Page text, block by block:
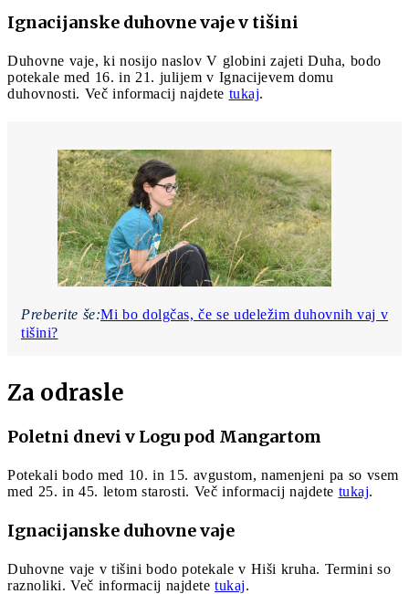
Ignacijanske duhovne vaje v tišini
Duhovne vaje, ki nosijo naslov V globini zajeti Duha, bodo
potekale med 16. in 21. julijem v Ignacijevem domu
duhovnosti. Več informacij najdete tukaj.
Preberite še:Mi bo dolgčas, če se udeležim duhovnih vaj v
tišini?
Za odrasle
Poletni dnevi v Logu pod Mangartom
Potekali bodo med 10. in 15. avgustom, namenjeni pa so vsem
med 25. in 45. letom starosti. Več informacij najdete tukaj.
Ignacijanske duhovne vaje
Duhovne vaje v tišini bodo potekale v Hiši kruha. Termini so
raznoliki. Več informacij najdete tukaj.